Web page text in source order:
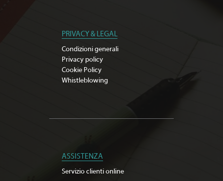
PRIVACY & LEGAL
Condizioni generali
Privacy policy
Cookie Policy
Whistleblowing
ASSISTENZA
Servizio clienti online